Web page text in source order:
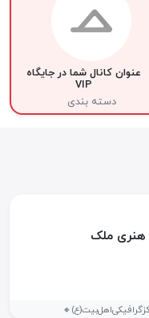
عنوان کانال شما در جایگاه
VIP
دسته بندی
هنری ملک